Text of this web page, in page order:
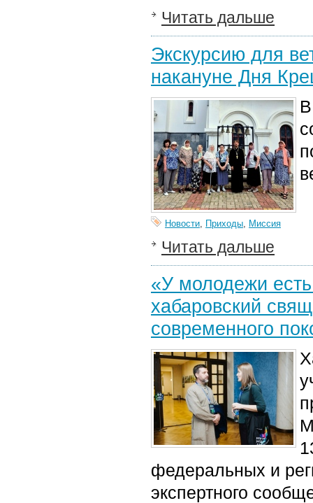
Читать дальше
Экскурсию для
накануне Дня
Новости, Приходы, Миссия
Читать дальше
«У молодежи
хабаровский
современного
федеральных и
экспертного